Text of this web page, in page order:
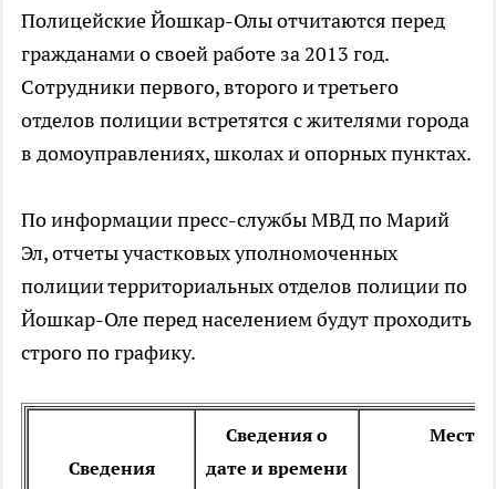
Полицейские Йошкар-Олы отчитаются перед
гражданами о своей работе за 2013 год.
Сотрудники первого, второго и третьего
отделов полиции встретятся с жителями города
в домоуправлениях, школах и опорных пунктах.
По информации пресс-службы МВД по Марий
Эл, отчеты участковых уполномоченных
полиции территориальных отделов полиции по
Йошкар-Оле перед населением будут проходить
строго по графику.
Сведения
Сведения о
дате и времени
Место